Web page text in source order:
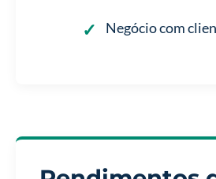
Negócio com